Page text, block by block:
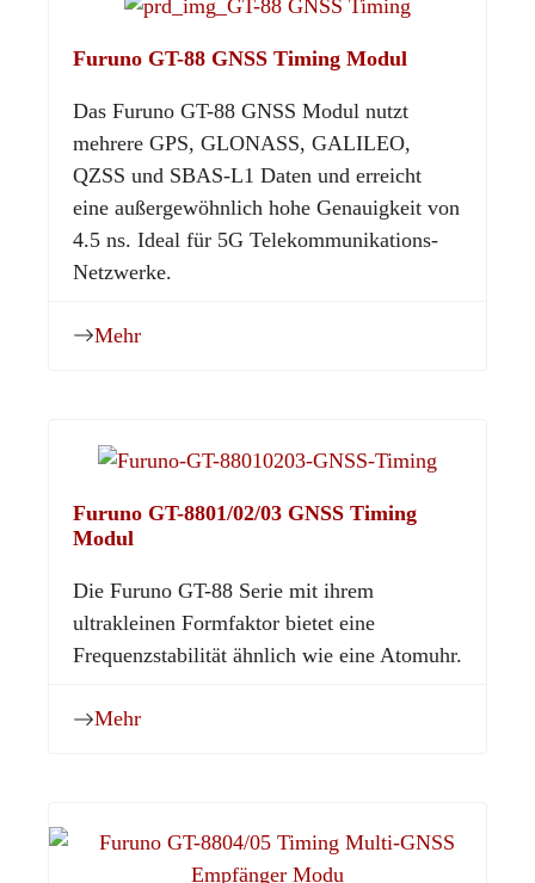
Furuno GT-88 GNSS Timing Modul
Das Furuno GT-88 GNSS Modul nutzt
mehrere GPS, GLONASS, GALILEO,
QZSS und SBAS-L1 Daten und erreicht
eine außergewöhnlich hohe Genauigkeit von
4.5 ns. Ideal für 5G Telekommunikations-
Netzwerke.
Mehr
Furuno GT-8801/02/03 GNSS Timing
Modul
Die Furuno GT-88 Serie mit ihrem
ultrakleinen Formfaktor bietet eine
Frequenzstabilität ähnlich wie eine Atomuhr.
Mehr